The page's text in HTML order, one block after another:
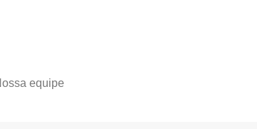
equipe